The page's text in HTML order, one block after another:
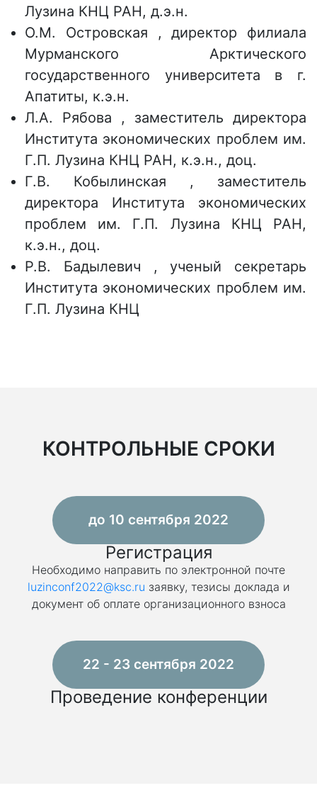
Лузина КНЦ РАН, д.э.н.
О.М. Островская , директор филиала
Мурманского Арктического
государственного университета в г.
Апатиты, к.э.н.
Л.А. Рябова , заместитель директора
Института экономических проблем им.
Г.П. Лузина КНЦ РАН, к.э.н., доц.
Г.В. Кобылинская , заместитель
директора Института экономических
проблем им. Г.П. Лузина КНЦ РАН,
к.э.н., доц.
Р.В. Бадылевич , ученый секретарь
Института экономических проблем им.
Г.П. Лузина КНЦ
КОНТРОЛЬНЫЕ СРОКИ
до 10 сентября 2022
Регистрация
Необходимо направить по электронной почте
luzinconf2022@ksc.ru заявку, тезисы доклада и
документ об оплате организационного взноса
22 - 23 сентября 2022
Проведение конференции